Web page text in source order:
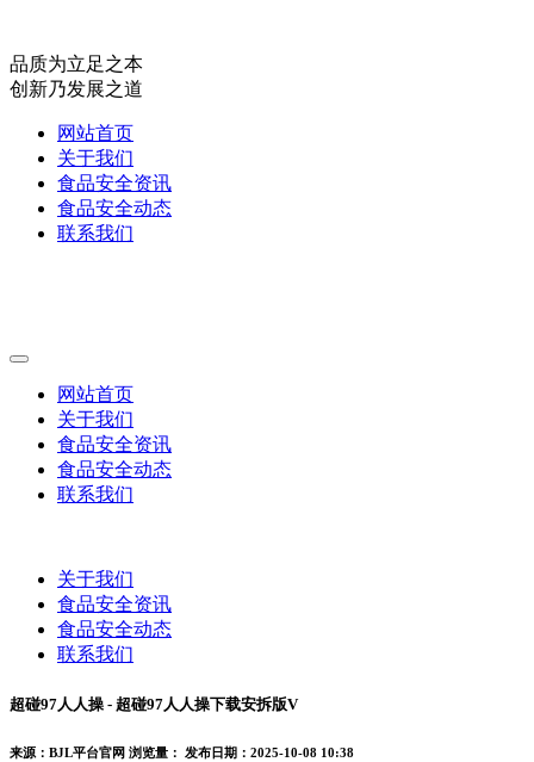
品质为立足之本
创新乃发展之道
网站首页
关于我们
食品安全资讯
食品安全动态
联系我们
网站首页
关于我们
食品安全资讯
食品安全动态
联系我们
关于我们
食品安全资讯
食品安全动态
联系我们
超碰97人人操 - 超碰97人人操下载安拆版V
来源：BJL平台官网 浏览量： 发布日期：2025-10-08 10:38